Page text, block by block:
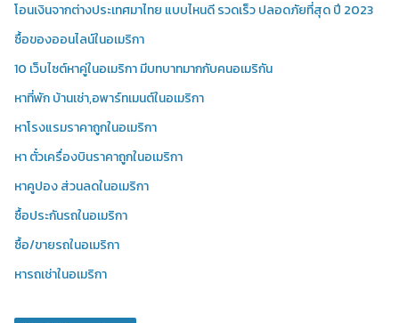
โอนเงินจากต่างประเทศมาไทย แบบไหนดี รวดเร็ว ปลอดภัยที่สุด ปี 2023
ซื้อของออนไลน์ในอเมริกา
10 เว็บไซต์หาคู่ในอเมริกา มีบทบาทมากกับคนอเมริกัน
หาที่พัก บ้านเช่า,อพาร์ทเมนต์ในอเมริกา
หาโรงแรมราคาถูกในอเมริกา
หา ตั๋วเครื่องบินราคาถูกในอเมริกา
หาคูปอง ส่วนลดในอเมริกา
ซื้อประกันรถในอเมริกา
ซื้อ/ขายรถในอเมริกา
หารถเช่าในอเมริกา